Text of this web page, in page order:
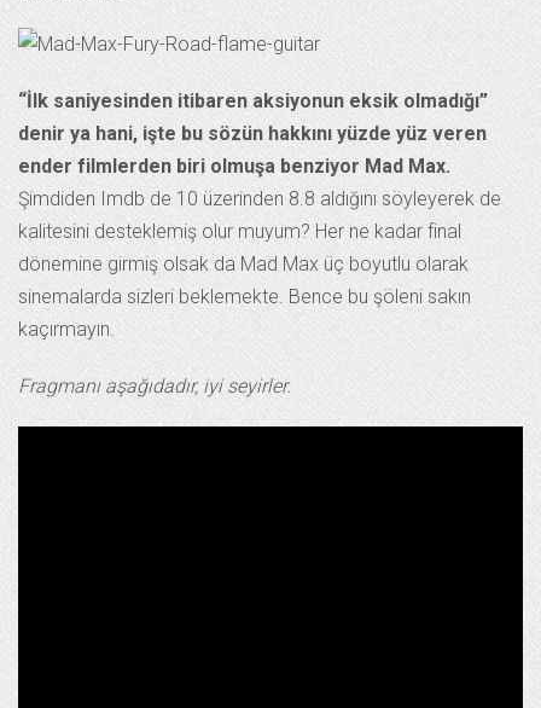
“İlk saniyesinden itibaren aksiyonun eksik olmadığı”
denir ya hani, işte bu sözün hakkını yüzde yüz veren
ender filmlerden biri olmuşa benziyor Mad Max.
Şimdiden Imdb de 10 üzerinden 8.8 aldığını söyleyerek de
kalitesini desteklemiş olur muyum? Her ne kadar final
dönemine girmiş olsak da Mad Max üç boyutlu olarak
sinemalarda sizleri beklemekte. Bence bu şöleni sakın
kaçırmayın.
Fragmanı aşağıdadır, iyi seyirler.